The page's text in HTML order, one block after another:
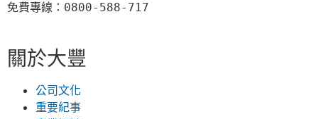
免費專線：0800-588-717
關於大豐
公司文化
重要紀事